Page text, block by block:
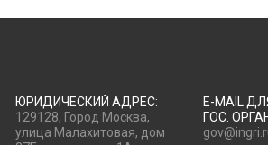
ЮРИДИЧЕСКИЙ АДРЕС:
129128, Город Москва,
улица Малахитовая, дом
E-MAIL
ГОС.